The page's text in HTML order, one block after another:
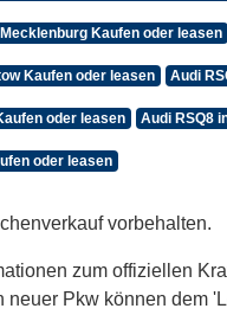
Kaufen oder leasen
Kaufen oder leasen Audi
oder leasen Audi RSQ8
oder leasen
vorbehalten.
zum offiziellen
neuer Pkw können dem